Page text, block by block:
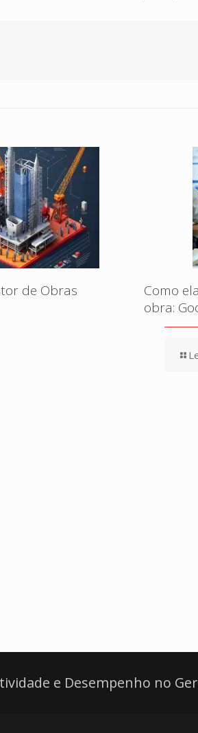
de Obras
Como
obra:
e Desempenho no